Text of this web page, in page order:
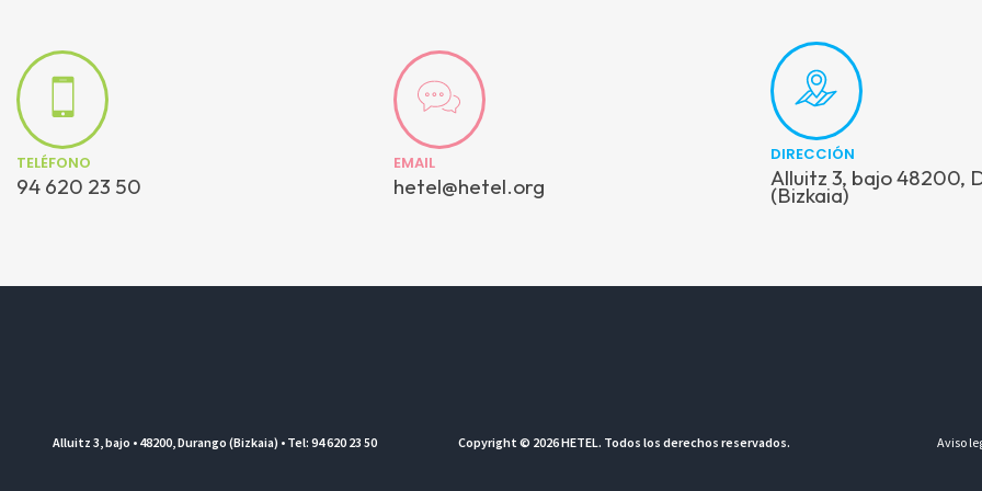
TELÉFONO
94 620 23 50
EMAIL
hetel@hetel.org
DIRECCIÓN
Alluitz 3, bajo 48200,
(Bizkaia)
Alluitz 3, bajo • 48200, Durango (Bizkaia) • Tel: 94 620 23 50 Copyright © 2026 HETEL. Todos los derechos reservados. Aviso